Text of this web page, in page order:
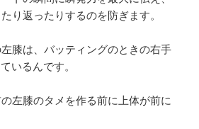
り返ったりするのを防ぎます。
膝は、バッティングのときの右手
いるんです。
左膝のタメを作る前に上体が前に